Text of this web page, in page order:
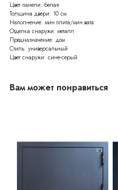
Цвет панели: белая
Толщина двери: 10 см
Наполнение: мин.плита/мин.вата
Отделка снаружи: металл
Предназначение: дом
Стиль: универсальный
Цвет снаружи: сине-серый
Вам может понравиться